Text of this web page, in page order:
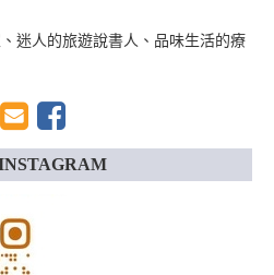
迷人的旅遊說書人、品味生活的療